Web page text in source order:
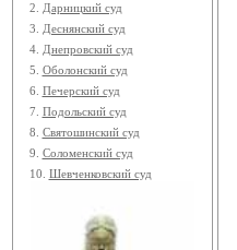
2.
Дарницкий суд
3.
Деснянский суд
4. Днепровский суд
5. Оболонский суд
6. Печерский суд
7. Подольский суд
8. Святошинский суд
9. Соломенский суд
10. Шевченковский суд